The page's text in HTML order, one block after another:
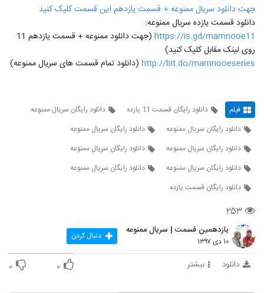
جهت دانلود سریال ممنوعه + قسمت یازدهم این قسمت کلیک کنید
دانلود قسمت یازده سریال ممنوعه:
https://is.gd/mamnooe11
(جهت دانلود ممنوعه + قسمت یازدهم 11
روی لینک مقابل کلیک کنید)
http://bit.do/mamnooeseries (دانلود تمام قسمت های سریال ممنوعه)
فیلم دانلود رایگان قسمت 11 یازده
دانلود رایگان سریال ممنوعه
دانلود رایگان سریال ممنوعه
دانلود رایگان سریال ممنوعه
دانلود رایگان سریال ممنوعه
دانلود رایگان سریال ممنوعه
دانلود رایگان سریال ممنوعه
دانلود رایگان سریال ممنوعه
دانلود رایگان قسمت یازده
۲۵۳
یازدهمین قسمت | سریال ممنوعه
۱۰ دی ۱۳۹۷ دنبال کردن
دانلود بیشتر ۰ ۰